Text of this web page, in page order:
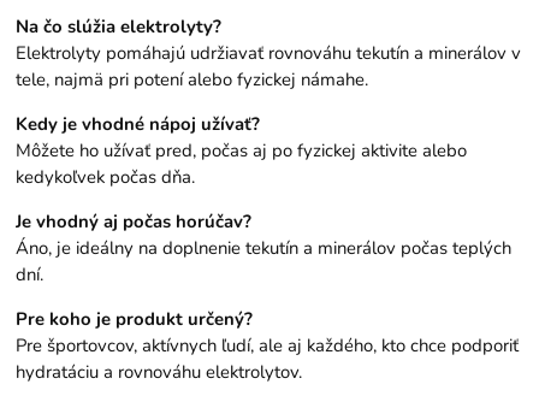
Na čo slúžia elektrolyty?
Elektrolyty pomáhajú udržiavať rovnováhu tekutín a minerálov v
tele, najmä pri potení alebo fyzickej námahe.
Kedy je vhodné nápoj užívať?
Môžete ho užívať pred, počas aj po fyzickej aktivite alebo
kedykoľvek počas dňa.
Je vhodný aj počas horúčav?
Áno, je ideálny na doplnenie tekutín a minerálov počas teplých
dní.
Pre koho je produkt určený?
Pre športovcov, aktívnych ľudí, ale aj každého, kto chce podporiť
hydratáciu a rovnováhu elektrolytov.